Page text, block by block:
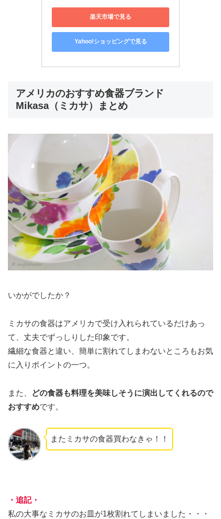
楽天市場で見る
Yahoo!ショッピングで見る
アメリカのおすすめ食器ブランド
Mikasa（ミカサ）まとめ
いかがでしたか？
ミカサの食器はアメリカで受け入れられているだけあっ
て、丈夫でずっしりした印象です。
繊細な食器と違い、簡単に割れてしまわないところもお気
に入りポイントの一つ。
また、
どの食器も料理を美味しそうに演出してくれるので
おすすめです。
またミカサの食器買わなきゃ！！
・追記・
私の大事なミカサのお皿が1枚割れてしまいました・・・